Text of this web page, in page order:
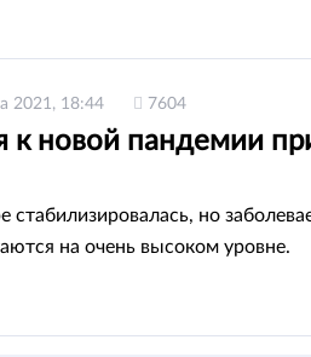
2021, 18:44 7604
к новой пандемии
стабилизировалась, но
на очень высоком уровне.